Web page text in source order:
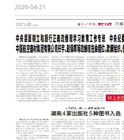
2026-04-21